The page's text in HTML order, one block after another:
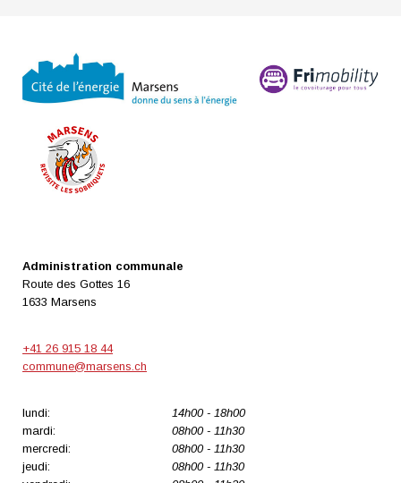
Administration communale
Route des Gottes 16
1633 Marsens
+41 26 915 18 44
commune@marsens.ch
lundi:
14h00 - 18h00
mardi:
08h00 - 11h30
mercredi:
08h00 - 11h30
jeudi:
08h00 - 11h30